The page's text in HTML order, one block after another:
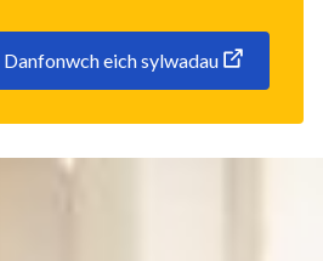
Danfonwch eich sylwadau